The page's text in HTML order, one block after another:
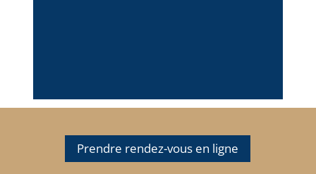
Prendre rendez-vous en ligne